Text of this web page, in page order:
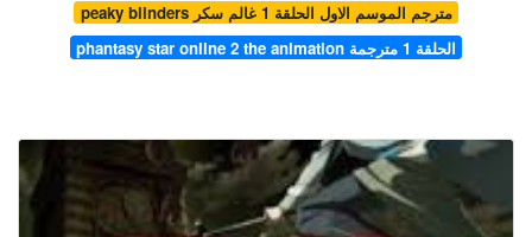
peaky blinders مترجم الموسم الاول الحلقة 1 غالم سكر
phantasy star online 2 the animation الحلقة 1 مترجمة